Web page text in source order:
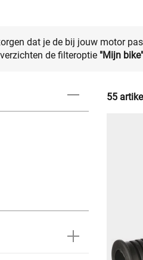
dat je de bij jouw motor
de filteroptie "Mijn bike"
55